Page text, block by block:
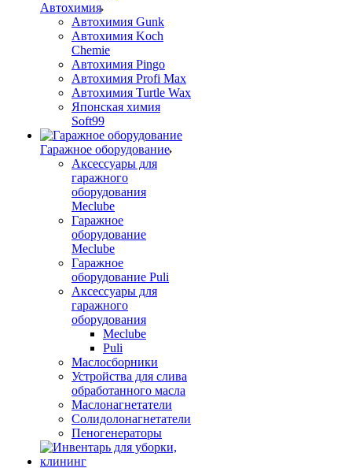
Автохимия
Автохимия Gunk
Автохимия Koch
Chemie
Автохимия Pingo
Автохимия Profi Max
Автохимия Turtle Wax
Японская химия
Soft99
Гаражное оборудование
Аксессуары для
гаражного
оборудования
Meclube
Гаражное
оборудование
Meclube
Гаражное
оборудование Puli
Аксессуары для
гаражного
оборудования
Meclube
Puli
Маслосборники
Устройства для слива
обработанного масла
Маслонагнетатели
Солидолонагнетатели
Пеногенераторы